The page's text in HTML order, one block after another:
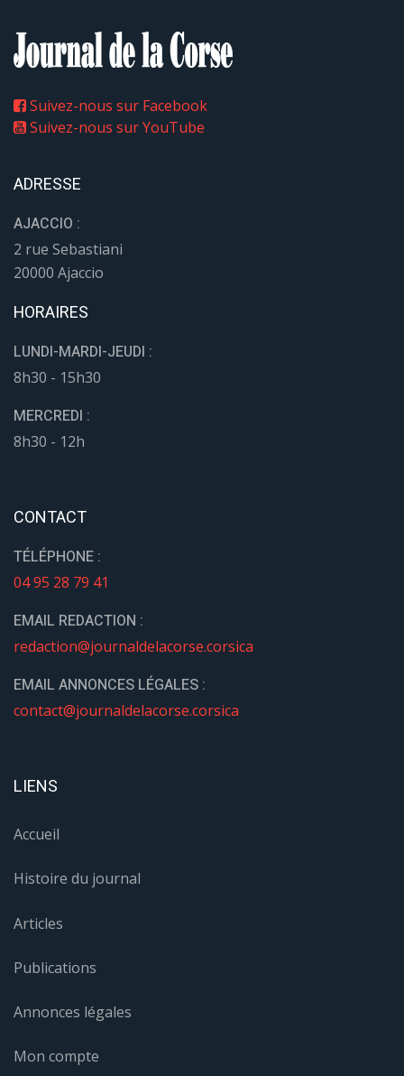
Suivez-nous sur Facebook
Suivez-nous sur YouTube
ADRESSE
AJACCIO :
2 rue Sebastiani
20000 Ajaccio
HORAIRES
LUNDI-MARDI-JEUDI :
8h30 - 15h30
MERCREDI :
8h30 - 12h
CONTACT
TÉLÉPHONE :
04 95 28 79 41
EMAIL REDACTION :
redaction@journaldelacorse.corsica
EMAIL ANNONCES LÉGALES :
contact@journaldelacorse.corsica
LIENS
Accueil
Histoire du journal
Articles
Publications
Annonces légales
Mon compte